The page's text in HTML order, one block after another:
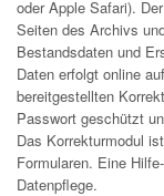
oder Apple Safari).
Seiten des Archivs
Bestandsdaten und
Daten erfolgt online
bereitgestellten
Passwort geschützt
Das Korrekturmodul
Formularen. Eine
Datenpflege.